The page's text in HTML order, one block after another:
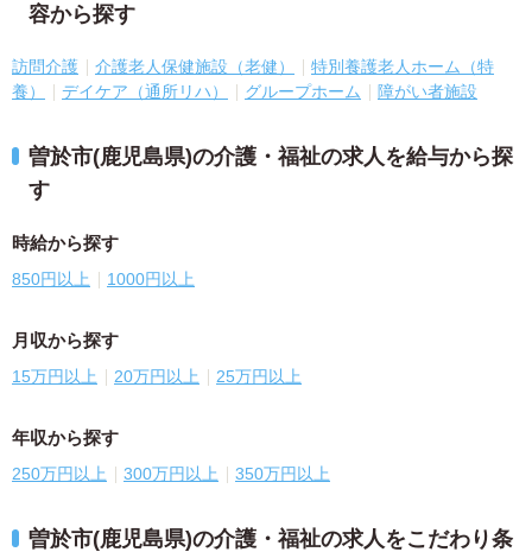
容から探す
訪問介護 介護老人保健施設（老健）
特別養護老人ホーム（特
養）
デイケア（通所リハ） グループホーム 障がい者施設
曽於市(鹿児島県)の介護・福祉の求人を給与から探
す
時給から探す
850円以上 1000円以上
月収から探す
15万円以上 20万円以上 25万円以上
年収から探す
250万円以上 300万円以上 350万円以上
曽於市(鹿児島県)の介護・福祉の求人をこだわり条